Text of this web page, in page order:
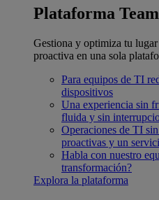
Plataforma
Gestiona y optimiza tu
proactiva en una sola
Para equipos de TI
dispositivos
Una experiencia sin
fluida y sin
Operaciones de TI
proactivas y un
Habla con nuestro
transformación?
Explora la plataforma